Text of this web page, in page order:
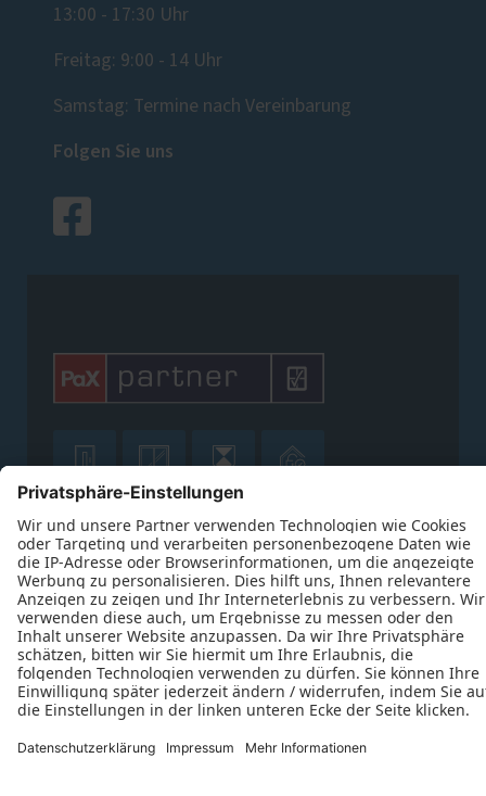
13:00 - 17:30 Uhr
Freitag: 9:00 - 14 Uhr
Samstag: Termine nach Vereinbarung
Folgen Sie uns
   
   
